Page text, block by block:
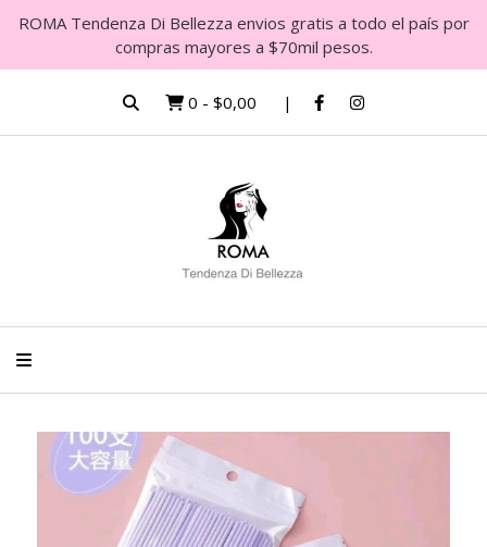
ROMA Tendenza Di Bellezza envios gratis a todo el país por
compras mayores a $70mil pesos.
0 - $0,00